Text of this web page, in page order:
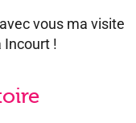
vous ma visite
Incourt !